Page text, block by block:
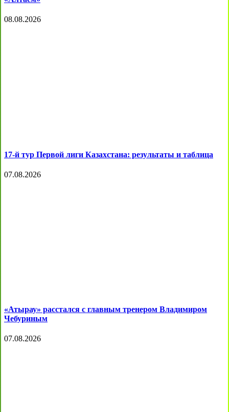
08.08.2026
17-й тур Первой лиги Казахстана: результаты и таблица
07.08.2026
«Атырау» расстался с главным тренером Владимиром
Чебуриным
07.08.2026